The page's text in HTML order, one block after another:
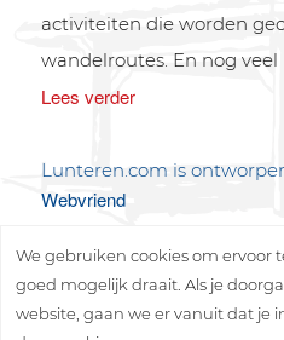
activiteiten die worden
wandelroutes. En nog veel
Lees verder
Lunteren.com is
Webvriend
We gebruiken cookies om ervoor
goed mogelijk draait. Als je
website, gaan we er vanuit dat je